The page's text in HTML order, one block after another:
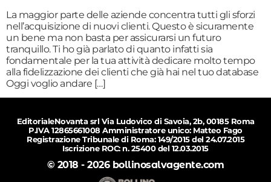
La maggior parte delle aziende concentra tutti gli sforzi
nell’acquisizione di nuovi clienti. Questo è sicuramente
un bene ma non basta per assicurarsi un futuro
tranquillo. Ti ho già parlato di quanto infatti sia
fondamentale per la tua attività dedicare molto tempo
alla fidelizzazione dei clienti che già hai nel tuo database
Oggi voglio andare […]
EditorialeNovanta srl Via Ludovico di Savoia, 2b, 00185 Roma
P.IVA 12865661008 Amministratore unico: Matteo Fago
Registrazione Tribunale di Roma: 149/2015 del 24.07.2015
Iscrizione ROC: n. 25400 del 12.03.2015
© 2018 - 2026 bollinosalvagente.com